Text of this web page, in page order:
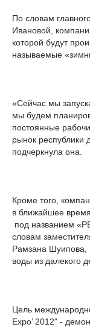
По словам
Ивановой,
которой будут
называемые
«Сейчас мы
мы будем
постоянные
рынок республики
подчеркнула она.
Кроме того,
в ближайшее
под названием
словам
Рамзана Шуипова,
воды из далекого
Цель
Expo’ 2012" -